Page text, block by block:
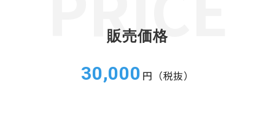
販売価格
30,000 円（税抜）